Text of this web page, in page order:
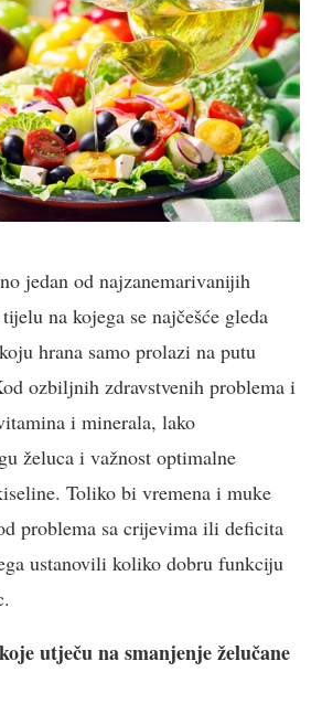
jedan od najzanemarivanijih
na kojega se najčešće gleda
hrana samo prolazi na putu
ozbiljnih zdravstvenih problema i
i minerala, lako
želuca i važnost optimalne
Toliko bi vremena i muke
problema sa crijevima ili deficita
ustanovili koliko dobru funkciju
utječu na smanjenje želučane